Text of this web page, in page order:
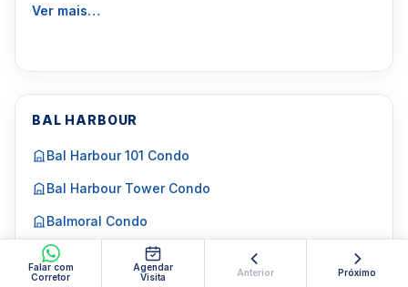
Falar com
Corretor
Agendar
Visita
Anterior Próximo
Ver mais…
BAL HARBOUR
Bal Harbour 101 Condo
Bal Harbour Tower Condo
Balmoral Condo
Bellini Bal Harbour